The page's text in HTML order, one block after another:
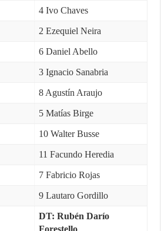
4 Ivo Chaves
2 Ezequiel Neira
6 Daniel Abello
3 Ignacio Sanabria
8 Agustín Araujo
5 Matías Birge
10 Walter Busse
11 Facundo Heredia
7 Fabricio Rojas
9 Lautaro Gordillo
DT: Rubén Darío